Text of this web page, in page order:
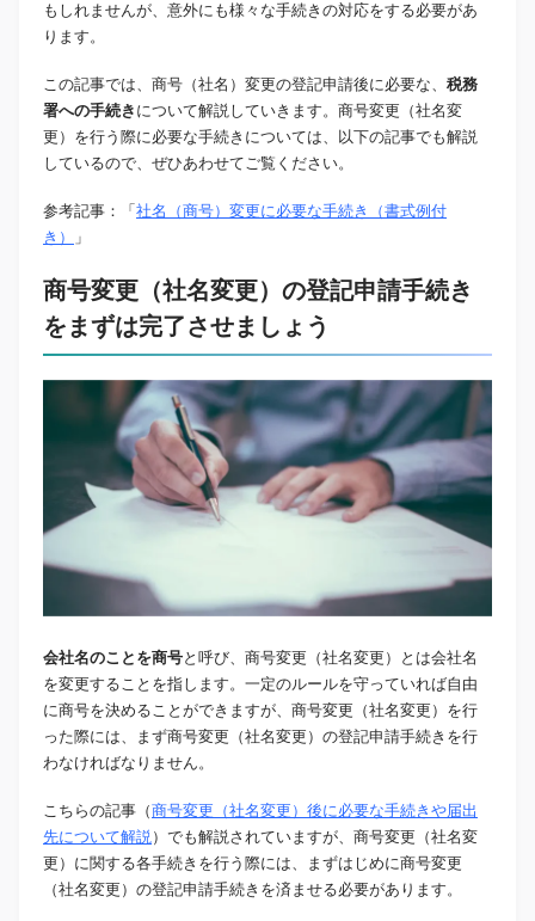
もしれませんが、意外にも様々な手続きの対応をする必要があ
ります。
この記事では、商号（社名）変更の登記申請後に必要な、 税務
署への手続き について解説していきます。商号変更（社名変
更）を行う際に必要な手続きについては、以下の記事でも解説
しているので、ぜひあわせてご覧ください。
参考記事：「 社名（商号）変更に必要な手続き（書式例付
き）
」
商号変更（社名変更）の登記申請手続き
をまずは完了させましょう
会社名のことを商号と呼び、商号変更（社名変更）とは会社名
を変更することを指します。一定のルールを守っていれば自由
に商号を決めることができますが、商号変更（社名変更）を行
った際には、まず商号変更（社名変更）の登記申請手続きを行
わなければなりません。
こちらの記事（商号変更（社名変更）後に必要な手続きや届出
先について解説 ）でも解説されていますが、商号変更（社名変
更）に関する各手続きを行う際には、まずはじめに商号変更
（社名変更）の登記申請手続きを済ませる必要があります。